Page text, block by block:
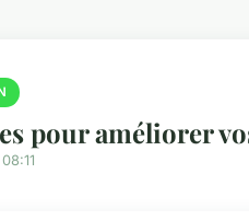
pour améliorer